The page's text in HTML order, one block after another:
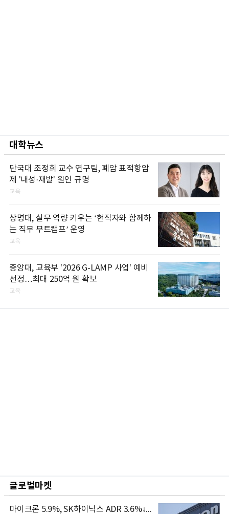
대학뉴스
단국대 조정희 교수 연구팀, 폐암 표적항암
제 '내성·재발' 원인 규명
교육
상명대, 실무 역량 키우는 ‘현직자와 함께하
는 직무 부트캠프’ 운영
교육
중앙대, 교육부 '2026 G-LAMP 사업' 예비
선정…최대 250억 원 확보
교육
글로벌마켓
마이크론 5.9%, SK하이닉스 ADR 3.6%↓...